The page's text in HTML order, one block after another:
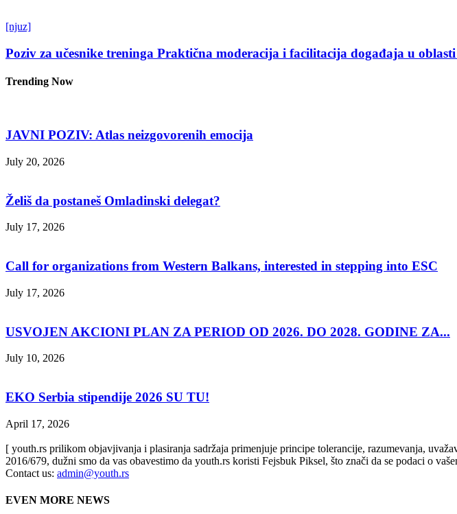
[njuz]
Poziv za učesnike treninga Praktična moderacija i facilitacija događaja u
Trending Now
JAVNI POZIV: Atlas neizgovorenih emocija
July 20, 2026
Želiš da postaneš Omladinski delegat?
July 17, 2026
Call for organizations from Western Balkans, interested in stepping into ESC
July 17, 2026
USVOJEN AKCIONI PLAN ZA PERIOD OD 2026. DO 2028. GODINE ZA...
July 10, 2026
EKO Serbia stipendije 2026 SU TU!
April 17, 2026
[ youth.rs prilikom objavjivanja i plasiranja sadržaja primenjuje principe tolerancije, razumevanja,
2016/679, dužni smo da vas obavestimo da youth.rs koristi Fejsbuk Piksel, što znači da se podaci o
Contact us: admin@youth.rs
EVEN MORE NEWS